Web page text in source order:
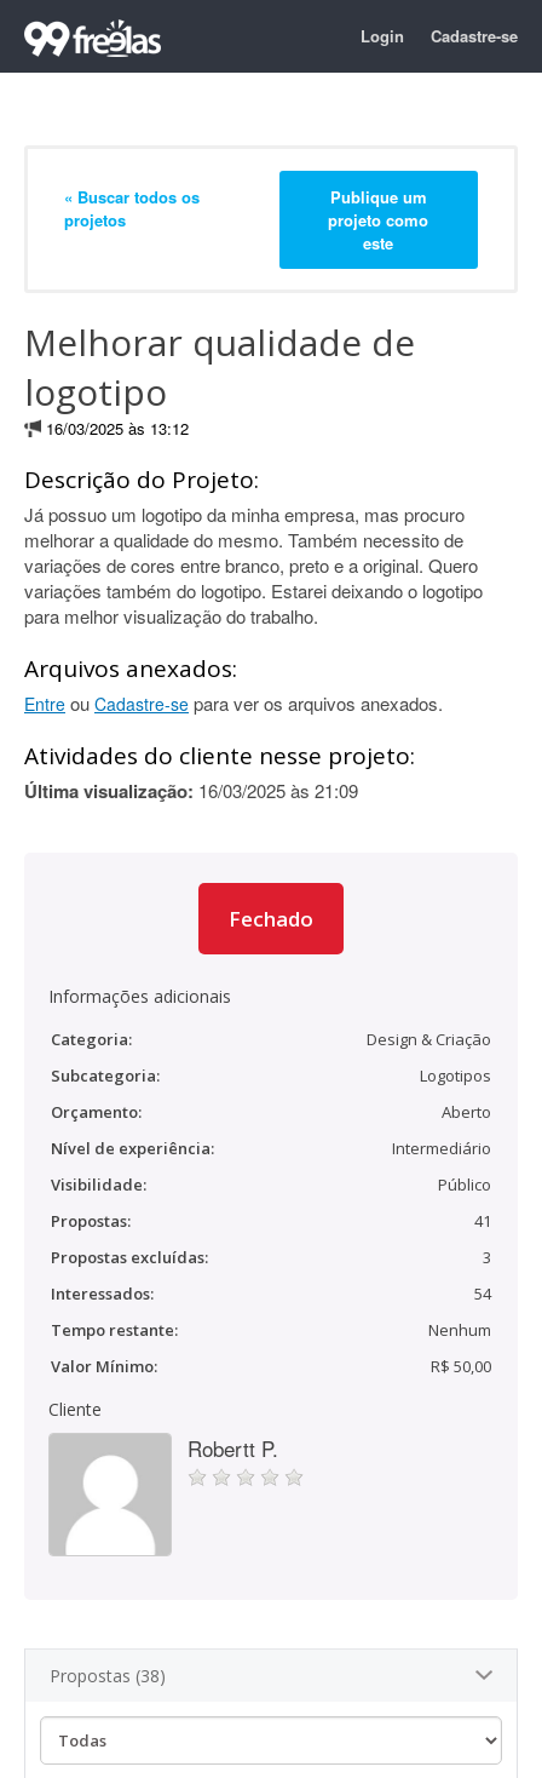
Login Cadastre-se
« Buscar todos os
projetos
Publique um
projeto como
este
Melhorar qualidade de
logotipo
16/03/2025 às 13:12
Descrição do Projeto:
Já possuo um logotipo da minha empresa, mas procuro
melhorar a qualidade do mesmo. Também necessito de
variações de cores entre branco, preto e a original. Quero
variações também do logotipo. Estarei deixando o logotipo
para melhor visualização do trabalho.
Arquivos anexados:
Entre ou Cadastre-se para ver os arquivos anexados.
Atividades do cliente nesse projeto:
Última visualização: 16/03/2025 às 21:09
Fechado
Informações adicionais
Categoria:
Design & Criação
Subcategoria:
Logotipos
Orçamento:
Aberto
Nível de experiência:
Intermediário
Visibilidade:
Público
Propostas:
41
Propostas excluídas:
3
Interessados:
54
Tempo restante:
Nenhum
Valor Mínimo:
R$ 50,00
Cliente
Robertt P.
Propostas (38)